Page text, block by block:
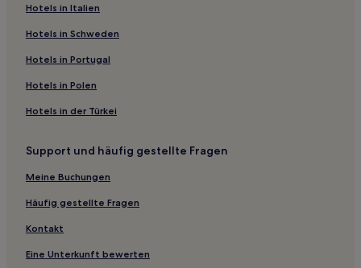
Ferienwohnungen in Florianópolis
Pousadas in Palhoça
Pousadas in Santa Catarina
Pousadas in São Francisco do Sul
Hotels mit inbegriffenem Frühstück in Balneário Camboriú
Familien nahe Daniela Beach
Luxus nahe Daniela Beach
Business nahe Daniela Beach
Haustierfreundliche nahe Daniela Beach
Hotels mit Pool in Praia Brava
Hotels in Italien
Hotels in Schweden
Hotels in Portugal
Hotels in Polen
Hotels in der Türkei
Support und häufig gestellte Fragen
Meine Buchungen
Häufig gestellte Fragen
Kontakt
Eine Unterkunft bewerten